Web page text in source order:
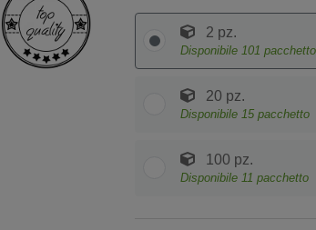
2 pz.
Disponibile 101 pacchetto
20 pz.
Disponibile 15 pacchetto
100 pz.
Disponibile 11 pacchetto